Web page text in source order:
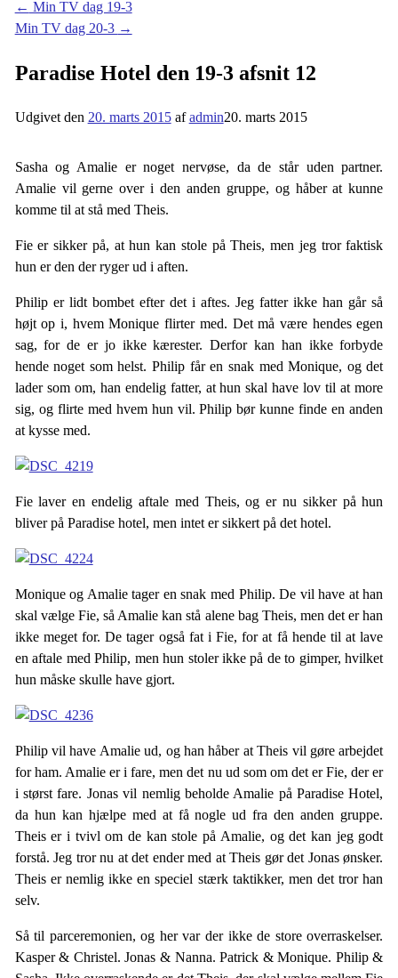
← Min TV dag 19-3
Min TV dag 20-3 →
Paradise Hotel den 19-3 afsnit 12
Udgivet den 20. marts 2015 afadmin20. marts 2015
Sasha og Amalie er noget nervøse, da de står uden partner.
Amalie vil gerne over i den anden gruppe, og håber at kunne
komme til at stå med Theis.
Fie er sikker på, at hun kan stole på Theis, men jeg tror faktisk
hun er den der ryger ud i aften.
Philip er lidt bombet efter det i aftes. Jeg fatter ikke han går så
højt op i, hvem Monique flirter med. Det må være hendes egen
sag, for de er jo ikke kærester. Derfor kan han ikke forbyde
hende noget som helst. Philip får en snak med Monique, og det
lader som om, han endelig fatter, at hun skal have lov til at more
sig, og flirte med hvem hun vil. Philip bør kunne finde en anden
at kysse med.
Fie laver en endelig aftale med Theis, og er nu sikker på hun
bliver på Paradise hotel, men intet er sikkert på det hotel.
Monique og Amalie tager en snak med Philip. De vil have at han
skal vælge Fie, så Amalie kan stå alene bag Theis, men det er han
ikke meget for. De tager også fat i Fie, for at få hende til at lave
en aftale med Philip, men hun stoler ikke på de to gimper, hvilket
hun måske skulle have gjort.
Philip vil have Amalie ud, og han håber at Theis vil gøre arbejdet
for ham. Amalie er i fare, men det nu ud som om det er Fie, der er
i størst fare. Jonas vil nemlig beholde Amalie på Paradise Hotel,
da hun kan hjælpe med at få nogle ud fra den anden gruppe.
Theis er i tvivl om de kan stole på Amalie, og det kan jeg godt
forstå. Jeg tror nu at det ender med at Theis gør det Jonas ønsker.
Theis er nemlig ikke en speciel stærk taktikker, men det tror han
selv.
Så til parceremonien, og her var der ikke de store overraskelser.
Kasper & Christel. Jonas & Nanna. Patrick & Monique. Philip &